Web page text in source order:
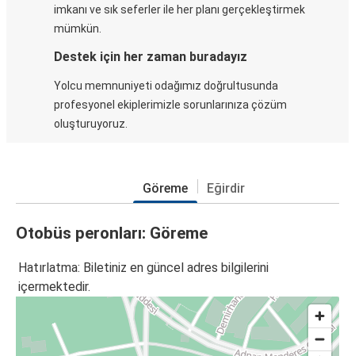
imkanı ve sık seferler ile her planı gerçekleştirmek
mümkün.
Destek için her zaman buradayız
Yolcu memnuniyeti odağımız doğrultusunda
profesyonel ekiplerimizle sorunlarınıza çözüm
oluşturuyoruz.
Göreme Eğirdir
Otobüs peronları: Göreme
Hatırlatma: Biletiniz en güncel adres bilgilerini
içermektedir.